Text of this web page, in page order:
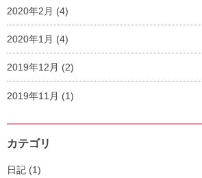
2020年2月 (4)
2020年1月 (4)
2019年12月 (2)
2019年11月 (1)
カテゴリ
日記 (1)